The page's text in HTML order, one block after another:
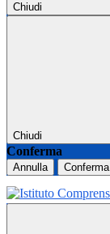
Chiudi
Chiudi
Conferma
Annulla Conferma